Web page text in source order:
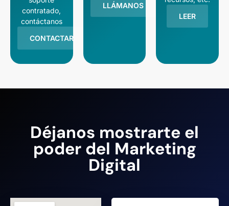
contratado,
contáctanos
CONTACTAR
LLÁMANOS
LEER
Déjanos mostrarte el
poder del Marketing
Digital